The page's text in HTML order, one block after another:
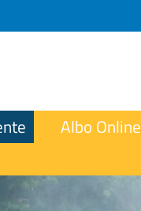
Albo Online